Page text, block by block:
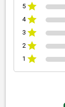
5
4
3
2
1